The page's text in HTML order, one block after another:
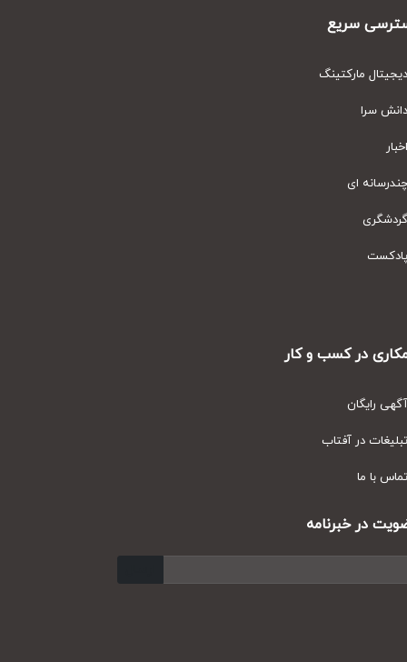
سریع
مارکتینگ
سرا
ای
در کسب و کار
رایگان
در آفتاب
با ما
در خبرنامه